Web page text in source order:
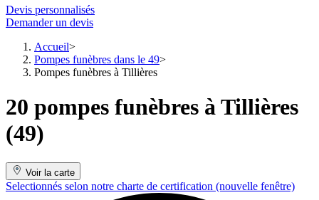
Devis personnalisés
Demander un devis
Accueil
Pompes funèbres dans le 49
Pompes funèbres à Tillières
20 pompes funèbres à Tillières
(49)
Voir la carte
Selectionnés selon notre charte de certification (nouvelle fenêtre)